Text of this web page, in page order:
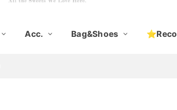
Acc. Bag&Shoes